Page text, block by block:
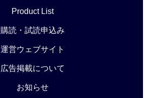
Product List
購読・試読申込み
運営ウェブサイト
広告掲載について
お知らせ